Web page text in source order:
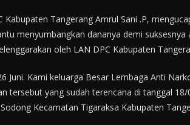
Tangerang Amrul Sani .P,
menyumbangkan dananya demi suksesnya
oleh LAN DPC Kabupaten
Juni. Kami keluarga Besar Lembaga Anti
tersebut yang sudah terencana di tanggal 18/
Kecamatan Tigaraksa Kabupaten